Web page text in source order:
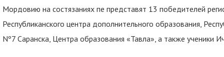
Мордовию на состязаниях пе представят 13 победителей
Республиканского центра дополнительного образования,
Nº7 Саранска, Центра образования «Тавла», а также ученики